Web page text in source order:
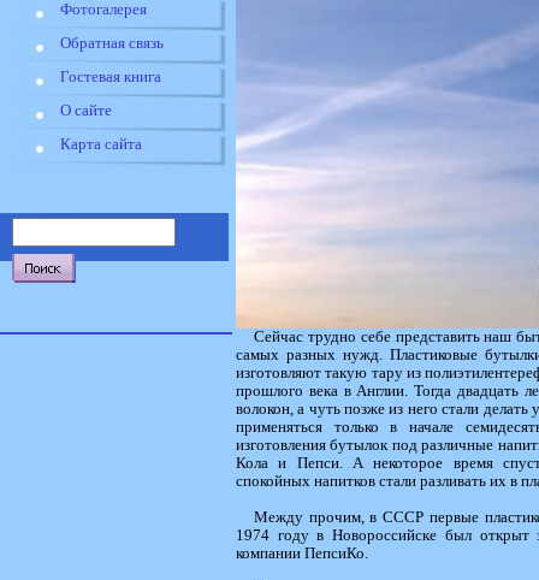
Фотогалерея
Обратная связь
Гостевая книга
О сайте
Карта сайта
Сейчас трудно себе представить наш
самых разных нужд. Пластиковые
изготовляют такую тару из
прошлого века в Англии. Тогда двадцать
волокон, а чуть позже из него стали
применяться только в начале
изготовления бутылок под различные
Кола и Пепси. А некоторое время
спокойных напитков стали разливать их в
Между прочим, в СССР первые
1974 году в Новороссийске был открыт
компании ПепсиКо.